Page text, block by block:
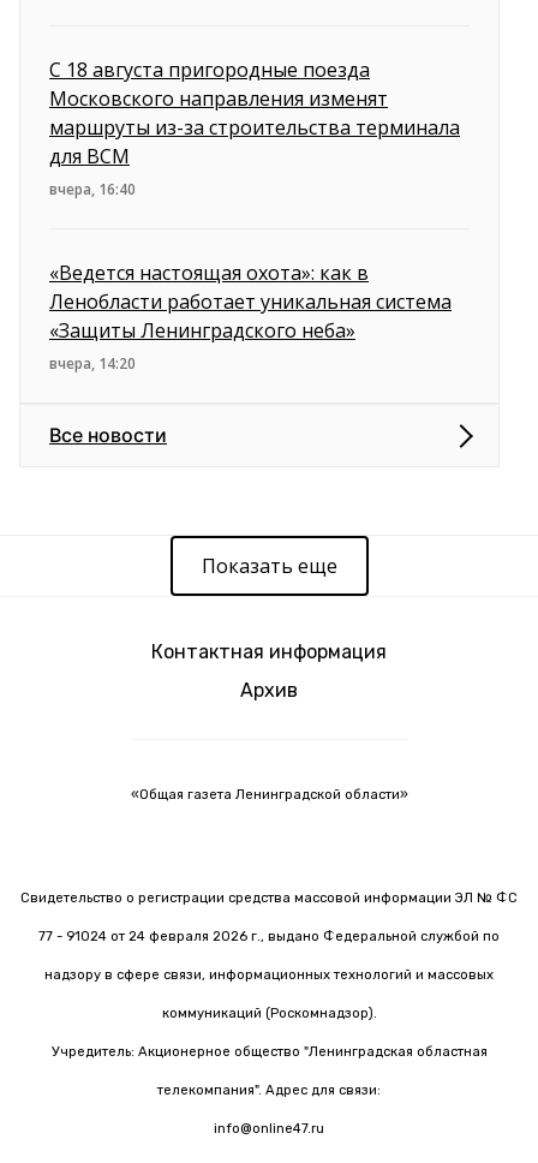
С 18 августа пригородные поезда
Московского направления изменят
маршруты из-за строительства терминала
для ВСМ
вчера, 16:40
«Ведется настоящая охота»: как в
Ленобласти работает уникальная система
«Защиты Ленинградского неба»
вчера, 14:20
Все новости
Показать еще
Контактная информация
Архив
«Общая газета Ленинградской области»
Свидетельство о регистрации средства массовой информации ЭЛ № ФС
77 - 91024 от 24 февраля 2026 г., выдано Федеральной службой по
надзору в сфере связи, информационных технологий и массовых
коммуникаций (Роскомнадзор).
Учредитель: Акционерное общество "Ленинградская областная
телекомпания". Адрес для связи:
info@online47.ru